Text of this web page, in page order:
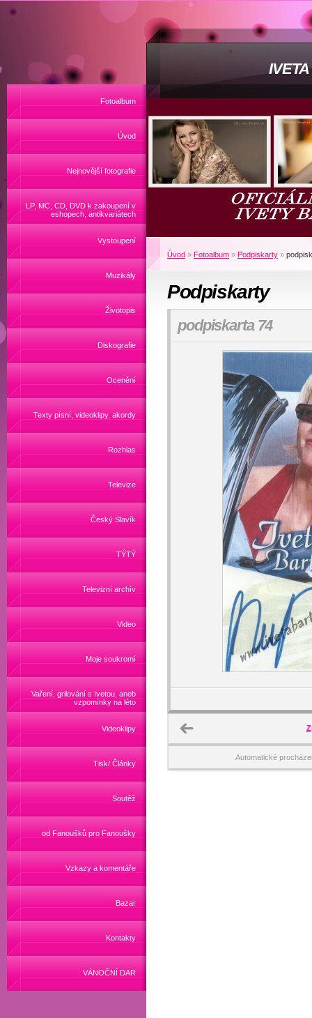
Fotoalbum
Úvod
Nejnovější fotografie
LP, MC, CD, DVD k zakoupení v
eshopech, antikvariátech
Vystoupení
Muzikály
Životopis
Diskografie
Ocenění
Texty písní, videoklipy, akordy
Rozhlas
Televize
Český Slavík
TÝTÝ
Televizní archív
Video
Moje soukromí
Vaření, grilování s Ivetou, aneb
vzpomínky na léto
Videoklipy
Tisk/ Články
Soutěž
od Fanoušků pro Fanoušky
Vzkazy a komentáře
Bazar
Kontakty
VÁNOČNÍ DAR
Úvod » Fotoalbum » Podpiskarty »
Podpiskarty
podpiskarta 74
Automatické